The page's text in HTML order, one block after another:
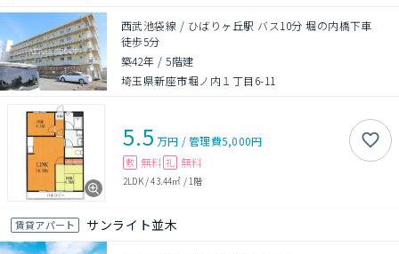
西武池袋線 / ひばりヶ丘駅 バス10分 堀の内橋下車
徒歩5分
築42年 /5階建
埼玉県新座市堀ノ内１丁目6-11
5.5 万円 /管理費5,000円
敷 無料 礼 無料
2LDK/43.44㎡ / 1階
賃貸アパート サンライト並木